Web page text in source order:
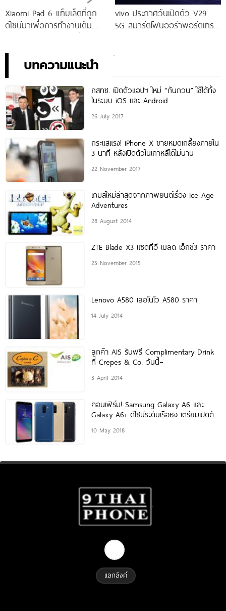
Xiaomi Pad 6 แท็บเล็ตที่ถูก
ดีไซน์มาเพื่อการทำงานเต็ม
vivo ประกาศวันเปิดตัว V29
5G สมาร์ตโฟนออร่าพอร์ตเทร
บทความแนะนำ
กสทช. เปิดตัวแอปฯ ใหม่ “กันกวน” ใช้ได้ทั้ง
ในระบบ iOS และ Android
26 July 2017
กระแสแรง! iPhone X ขายหมดเกลี้ยงภายใน
3 นาที หลังเปิดตัวในเกาหลีได้ไม่นาน
22 November 2017
เกมส์ใหม่ล่าสุดจากภาพยนต์เรื่อง Ice Age
Adventures
28 August 2014
ZTE Blade X3 แซดทีอี เบลด เอ็กซ์3 ราคา
25 November 2015
Lenovo A580 เลอโนโว A580 ราคา
14 July 2014
ลูกค้า AIS รับฟรี Complimentary Drink
ที่ Crepes & Co. วันนี้–
3 April 2014
คอนเฟิร์ม! Samsung Galaxy A6 และ
Galaxy A6+ ดีไซน์ระดับเรือธง เตรียมเปิดตัว
10 May 2018
แลกลิงค์